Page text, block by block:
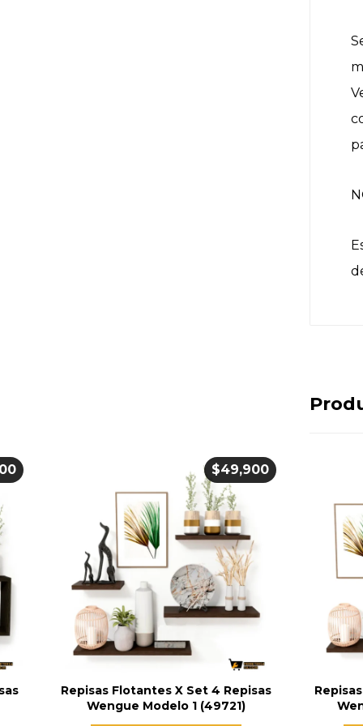
Repisas Flotantes X Set 4 Repisas
Wengue Modelo 1 (49721)
$49,900